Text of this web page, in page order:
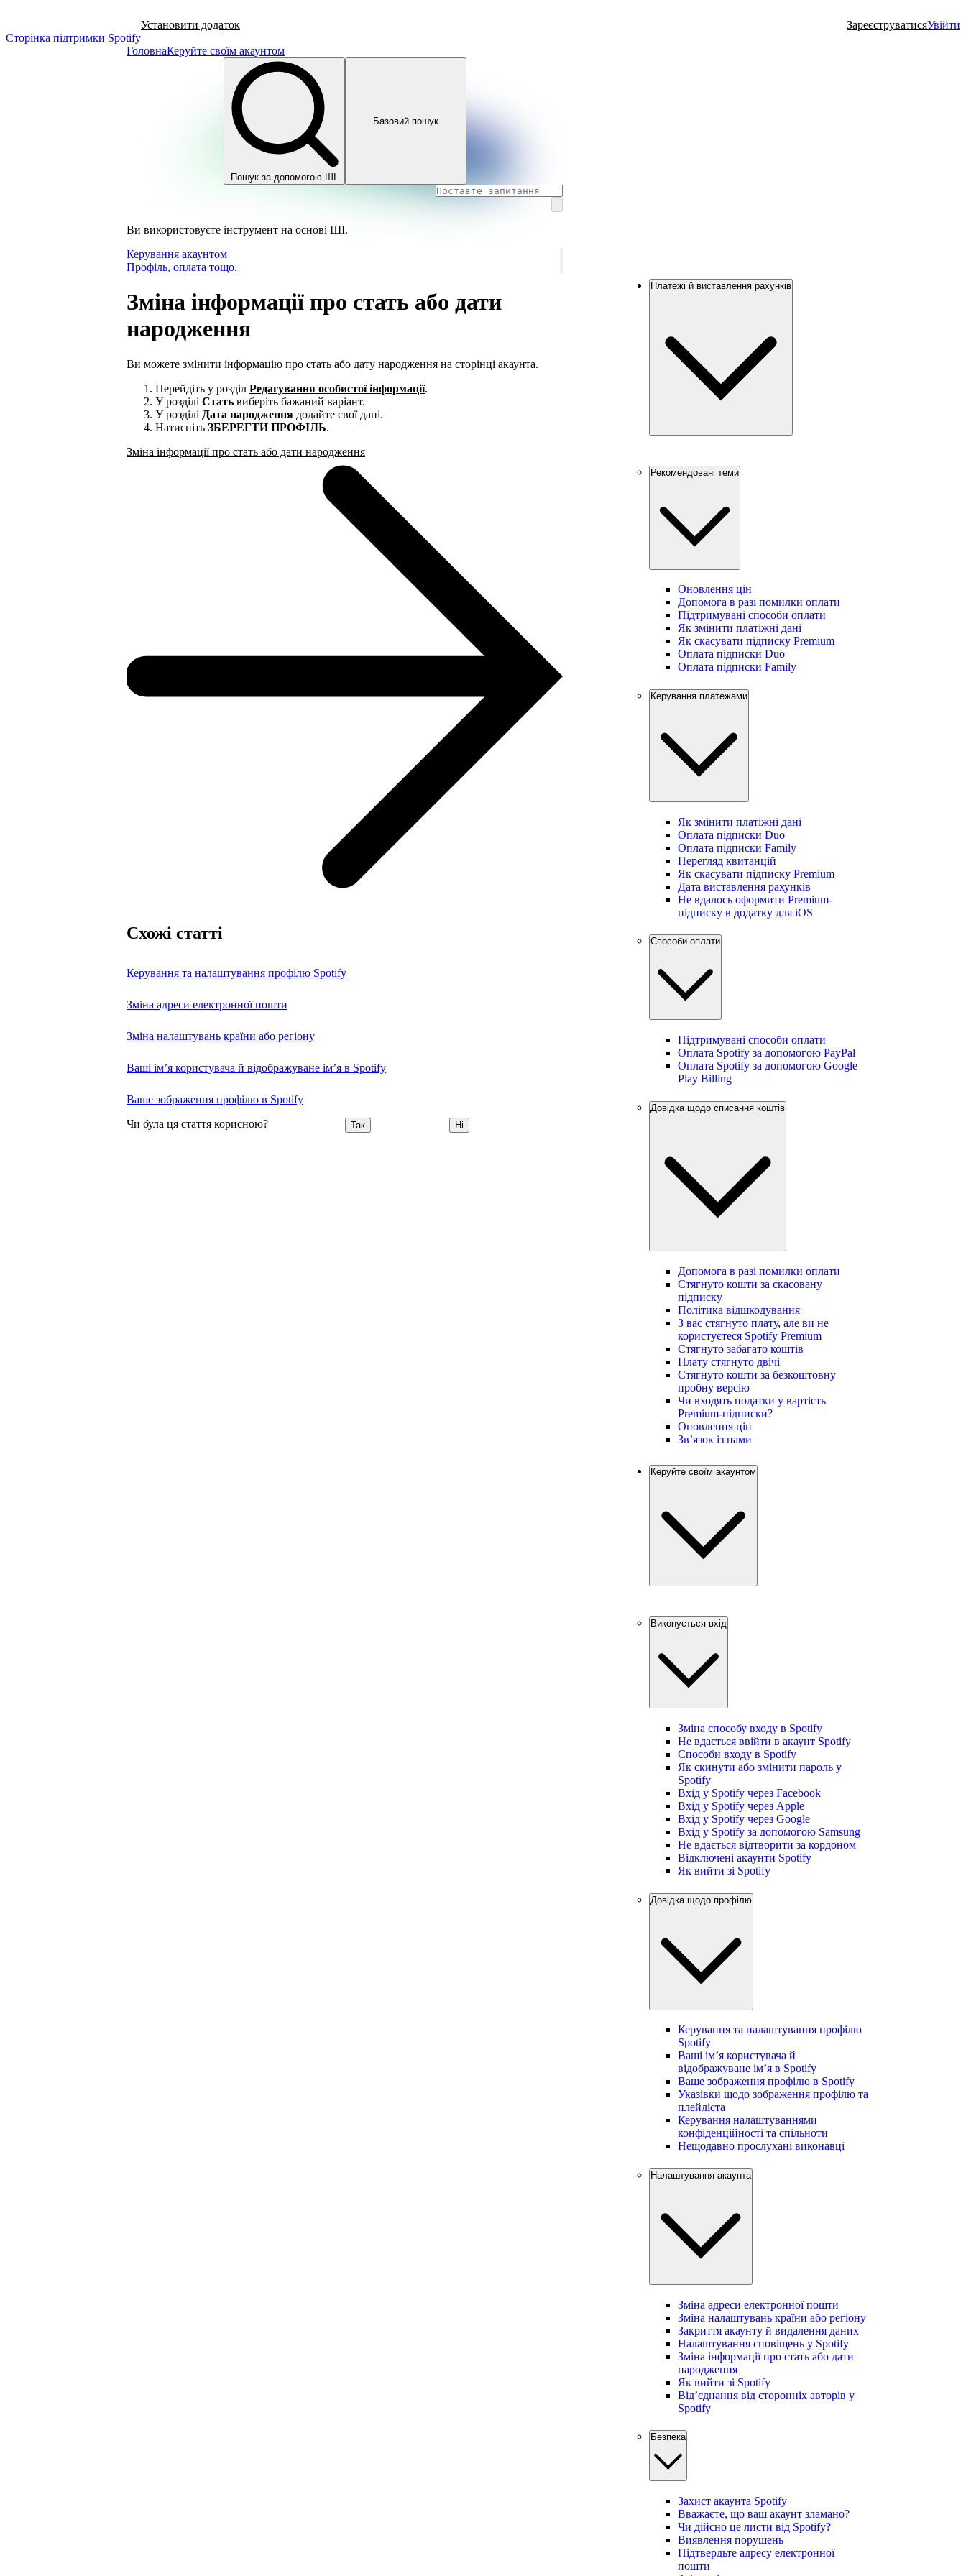
Сторінка підтримки Spotify
Установити додаток ЗареєструватисяУвійти
ГоловнаКеруйте своїм акаунтом
Пошук за допомогою ШІ
Базовий пошук
Ви використовуєте інструмент на основі ШІ.
Керування акаунтом
Профіль, оплата тощо.
Зміна інформації про стать або дати
народження
Ви можете змінити інформацію про стать або дату народження на сторінці акаунта.
Перейдіть у розділ Редагування особистої інформації.
У розділі Стать виберіть бажаний варіант.
У розділі Дата народження додайте свої дані.
Натисніть ЗБЕРЕГТИ ПРОФІЛЬ.
Зміна інформації про стать або дати народження
Схожі статті
Керування та налаштування профілю Spotify
Зміна адреси електронної пошти
Зміна налаштувань країни або регіону
Ваші ім’я користувача й відображуване ім’я в Spotify
Ваше зображення профілю в Spotify
Чи була ця стаття корисною? Так Ні
Платежі й виставлення рахунків
Рекомендовані теми
Оновлення цін
Допомога в разі помилки оплати
Підтримувані способи оплати
Як змінити платіжні дані
Як скасувати підписку Premium
Оплата підписки Duo
Оплата підписки Family
Керування платежами
Як змінити платіжні дані
Оплата підписки Duo
Оплата підписки Family
Перегляд квитанцій
Як скасувати підписку Premium
Дата виставлення рахунків
Не вдалось оформити Premium-
підписку в додатку для iOS
Способи оплати
Підтримувані способи оплати
Оплата Spotify за допомогою PayPal
Оплата Spotify за допомогою Google
Play Billing
Довідка щодо списання коштів
Допомога в разі помилки оплати
Стягнуто кошти за скасовану
підписку
Політика відшкодування
З вас стягнуто плату, але ви не
користуєтеся Spotify Premium
Стягнуто забагато коштів
Плату стягнуто двічі
Стягнуто кошти за безкоштовну
пробну версію
Чи входять податки у вартість
Premium-підписки?
Оновлення цін
Зв’язок із нами
Керуйте своїм акаунтом
Виконується вхід
Зміна способу входу в Spotify
Не вдається ввійти в акаунт Spotify
Способи входу в Spotify
Як скинути або змінити пароль у
Spotify
Вхід у Spotify через Facebook
Вхід у Spotify через Apple
Вхід у Spotify через Google
Вхід у Spotify за допомогою Samsung
Не вдається відтворити за кордоном
Відключені акаунти Spotify
Як вийти зі Spotify
Довідка щодо профілю
Керування та налаштування профілю
Spotify
Ваші ім’я користувача й
відображуване ім’я в Spotify
Ваше зображення профілю в Spotify
Указівки щодо зображення профілю та
плейліста
Керування налаштуваннями
конфіденційності та спільноти
Нещодавно прослухані виконавці
Налаштування акаунта
Зміна адреси електронної пошти
Зміна налаштувань країни або регіону
Закриття акаунту й видалення даних
Налаштування сповіщень у Spotify
Зміна інформації про стать або дати
народження
Як вийти зі Spotify
Від’єднання від сторонніх авторів у
Spotify
Безпека
Захист акаунта Spotify
Вважаєте, що ваш акаунт зламано?
Чи дійсно це листи від Spotify?
Виявлення порушень
Підтвердьте адресу електронної
пошти